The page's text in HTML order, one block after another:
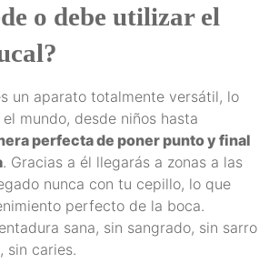
o debe utilizar el
un aparato totalmente versátil, lo
mundo, desde niños hasta
perfecta de poner punto y final
. Gracias a él llegarás a zonas a las
nunca con tu cepillo, lo que
perfecto de la boca.
sana, sin sangrado, sin sarro
sin caries.